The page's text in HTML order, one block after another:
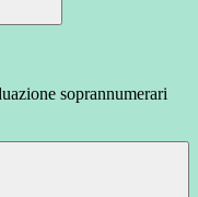
soprannumerari